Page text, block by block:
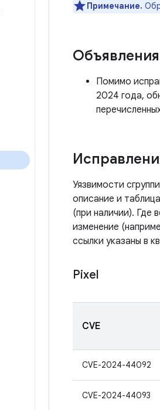
Примечание.
Объявления
Помимо
2024 года,
Уязвимости
описание и
(при наличии). Где
изменение
ссылки указаны в
Pixel
CVE
CVE-2024-44092
CVE-2024-44093